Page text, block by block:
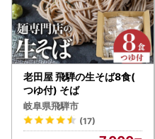
老田屋 飛騨の生そば8食(
つゆ付) そば
岐阜県飛騨市
(17)